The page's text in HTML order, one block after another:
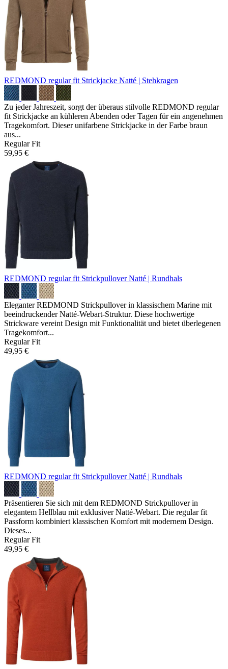
REDMOND regular fit Strickjacke Natté | Stehkragen
Zu jeder Jahreszeit, sorgt der überaus stilvolle REDMOND regular
fit Strickjacke an kühleren Abenden oder Tagen für ein angenehmen
Tragekomfort. Dieser unifarbene Strickjacke in der Farbe braun
aus...
Regular Fit
59,95 €
REDMOND regular fit StrickpulloverNatté | Rundhals
Eleganter REDMOND Strickpullover in klassischem Marine mit
beeindruckender Natté-Webart-Struktur. Diese hochwertige
Strickware vereint Design mit Funktionalität und bietet überlegenen
Tragekomfort...
Regular Fit
49,95 €
REDMOND regular fit StrickpulloverNatté | Rundhals
Präsentieren Sie sich mit dem REDMOND Strickpullover in
elegantem Hellblau mit exklusiver Natté-Webart. Die regular fit
Passform kombiniert klassischen Komfort mit modernem Design.
Dieses...
Regular Fit
49,95 €